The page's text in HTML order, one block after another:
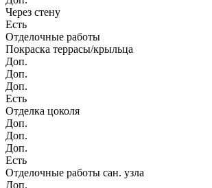
Через стену
Есть
Отделочные работы
Покраска террасы/крыльца
Доп.
Доп.
Доп.
Есть
Отделка цоколя
Доп.
Доп.
Доп.
Есть
Отделочные работы сан. узла
Доп.